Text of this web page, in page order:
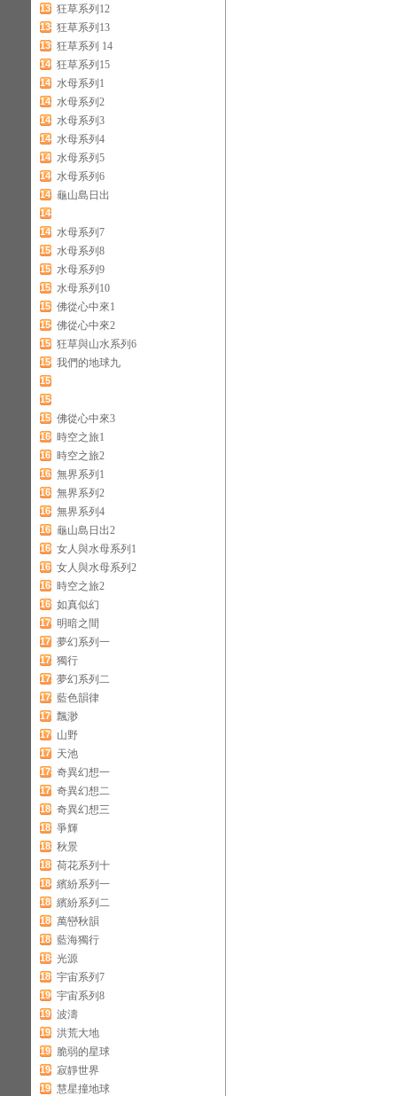
137 狂草系列12
138 狂草系列13
139 狂草系列 14
140 狂草系列15
141 水母系列1
142 水母系列2
143 水母系列3
144 水母系列4
145 水母系列5
146 水母系列6
147 龜山島日出
148
149 水母系列7
150 水母系列8
151 水母系列9
152 水母系列10
153 佛從心中來1
154 佛從心中來2
155 狂草與山水系列6
156 我們的地球九
157
158
159 佛從心中來3
160 時空之旅1
161 時空之旅2
162 無界系列1
163 無界系列2
164 無界系列4
165 龜山島日出2
166 女人與水母系列1
167 女人與水母系列2
168 時空之旅2
169 如真似幻
170 明暗之間
171 夢幻系列一
172 獨行
173 夢幻系列二
174 藍色韻律
175 飄渺
176 山野
177 天池
178 奇異幻想一
179 奇異幻想二
180 奇異幻想三
181 爭輝
182 秋景
183 荷花系列十
184 繽紛系列一
185 繽紛系列二
186 萬巒秋韻
187 藍海獨行
188 光源
189 宇宙系列7
190 宇宙系列8
191 波濤
192 洪荒大地
193 脆弱的星球
194 寂靜世界
195 慧星撞地球